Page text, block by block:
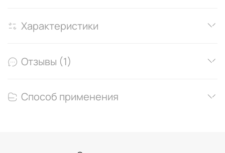
Характеристики
Отзывы (1)
Способ применения